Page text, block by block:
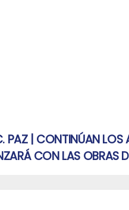
PAZ | CONTINÚAN LOS
CON LAS OBRAS